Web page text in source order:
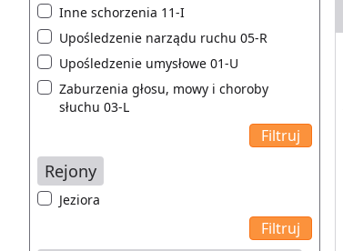
Inne schorzenia 11-I
Upośledzenie narządu ruchu 05-R
Upośledzenie umysłowe 01-U
Zaburzenia głosu, mowy i choroby
słuchu 03-L
Rejony
Jeziora